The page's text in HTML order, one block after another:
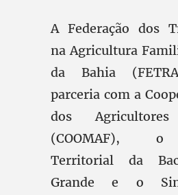
A Federação dos
na Agricultura
da Bahia
parceria com a
dos Agricultores
(COOMAF), o
Territorial da
Grande e o